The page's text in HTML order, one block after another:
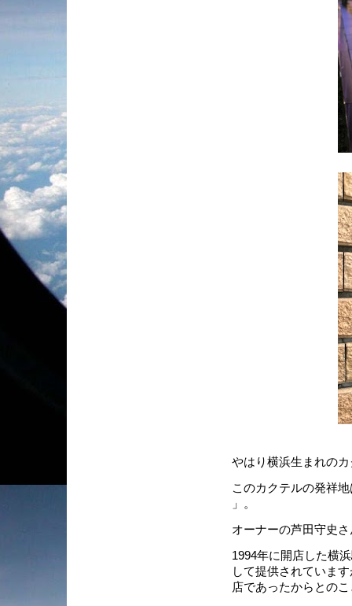
やはり横浜生まれの
このカクテルの発祥
」。
オーナーの芦田守史
1994年に開店した横
して提供されていま
店であったからとの